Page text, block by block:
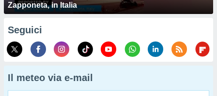
Zapponeta, in Italia
Seguici
Il meteo via e-mail